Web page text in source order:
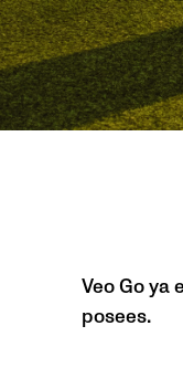
Veo Go ya
posees.